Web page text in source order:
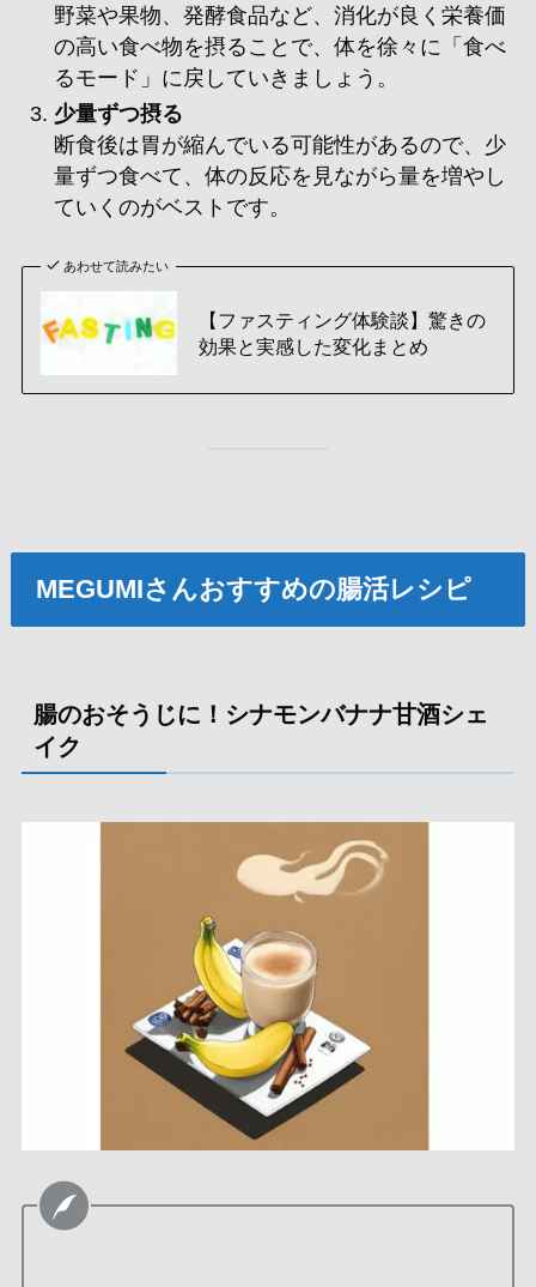
野菜や果物、発酵食品など、消化が良く栄養価
の高い食べ物を摂ることで、体を徐々に「食べ
るモード」に戻していきましょう。
少量ずつ摂る
断食後は胃が縮んでいる可能性があるので、少
量ずつ食べて、体の反応を見ながら量を増やし
ていくのがベストです。
あわせて読みたい
【ファスティング体験談】驚きの
効果と実感した変化まとめ
MEGUMIさんおすすめの腸活レシピ
腸のおそうじに！シナモンバナナ甘酒シェ
イク